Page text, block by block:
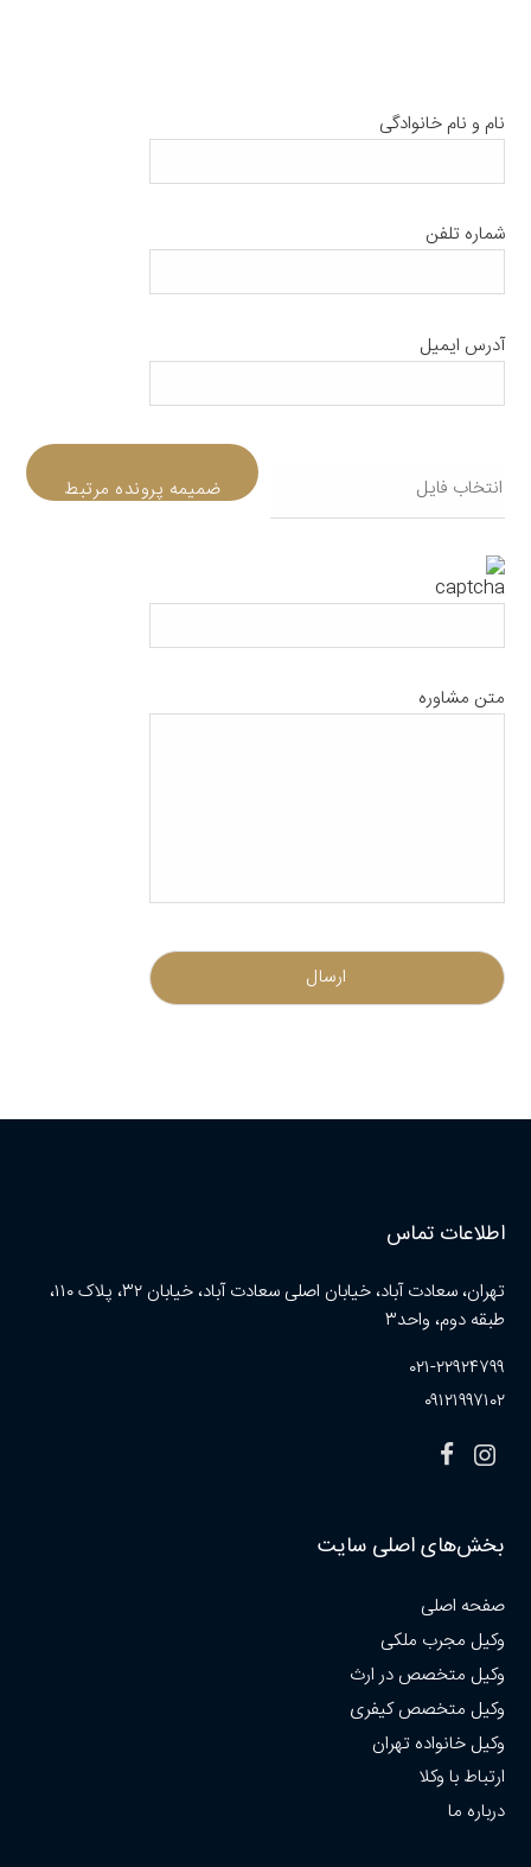
نام و نام خانوادگی
شماره تلفن
آدرس ایمیل
ضمیمه پرونده مرتبط
متن مشاوره
اطلاعات تماس
تهران، سعادت آباد، خیابان اصلی سعادت آباد، خیابان ۳۲، پلاک ۱۱۰،
طبقه دوم، واحد۳
۰۲۱-۲۲۹۲۴۷۹۹
۰۹۱۲۱۹۹۷۱۰۲
بخش‌های اصلی سایت
صفحه اصلی
وکیل مجرب ملکی
وکیل متخصص در ارث
وکیل متخصص کیفری
وکیل خانواده تهران
ارتباط با وکلا
درباره ما